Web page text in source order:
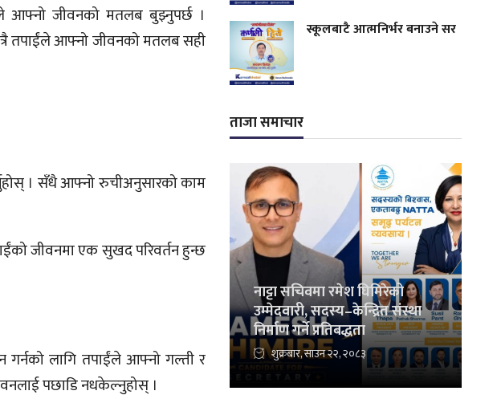
आफ्नो जीवनको मतलब बुझ्नुपर्छ ।
तपाईंले आफ्नो जीवनको मतलब सही
। सँधै आफ्नो रुचीअनुसारको काम
जीवनमा एक सुखद परिवर्तन हुन्छ
गर्नको लागि तपाईंले आफ्नो गल्ती र
पछाडि नधकेल्नुहोस् ।
स्कूलबाटै आत्मनिर्भर बनाउने सर
ताजा समाचार
नाट्टा सचिवमा रमेश घिमिरेको
उम्मेदवारी, सदस्य–केन्द्रित संस्था
निर्माण गर्ने प्रतिबद्धता
शुक्रबार, साउन २२, २०८३